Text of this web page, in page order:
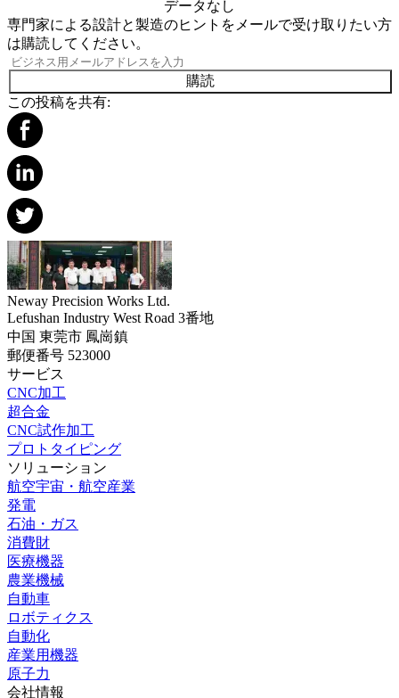
データなし
専門家による設計と製造のヒントをメールで受け取りたい方
は購読してください。
購読
この投稿を共有:
Neway Precision Works Ltd.
Lefushan Industry West Road 3番地
中国 東莞市 鳳崗鎮
郵便番号 523000
サービス
CNC加工
超合金
CNC試作加工
プロトタイピング
ソリューション
航空宇宙・航空産業
発電
石油・ガス
消費財
医療機器
農業機械
自動車
ロボティクス
自動化
産業用機器
原子力
会社情報